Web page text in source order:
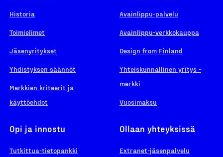
Historia
Toimielimet
Jäsenyritykset
Yhdistyksen säännöt
Merkkien kriteerit ja
käyttöehdot
Avainlippu-palvelu
Avainlippu-verkkokauppa
Design from Finland
Yhteiskunnallinen yritys -
merkki
Vuosimaksu
Opi ja innostu
Tutkittua-tietopankki
Ollaan yhteyksissä
Extranet-jäsenpalvelu